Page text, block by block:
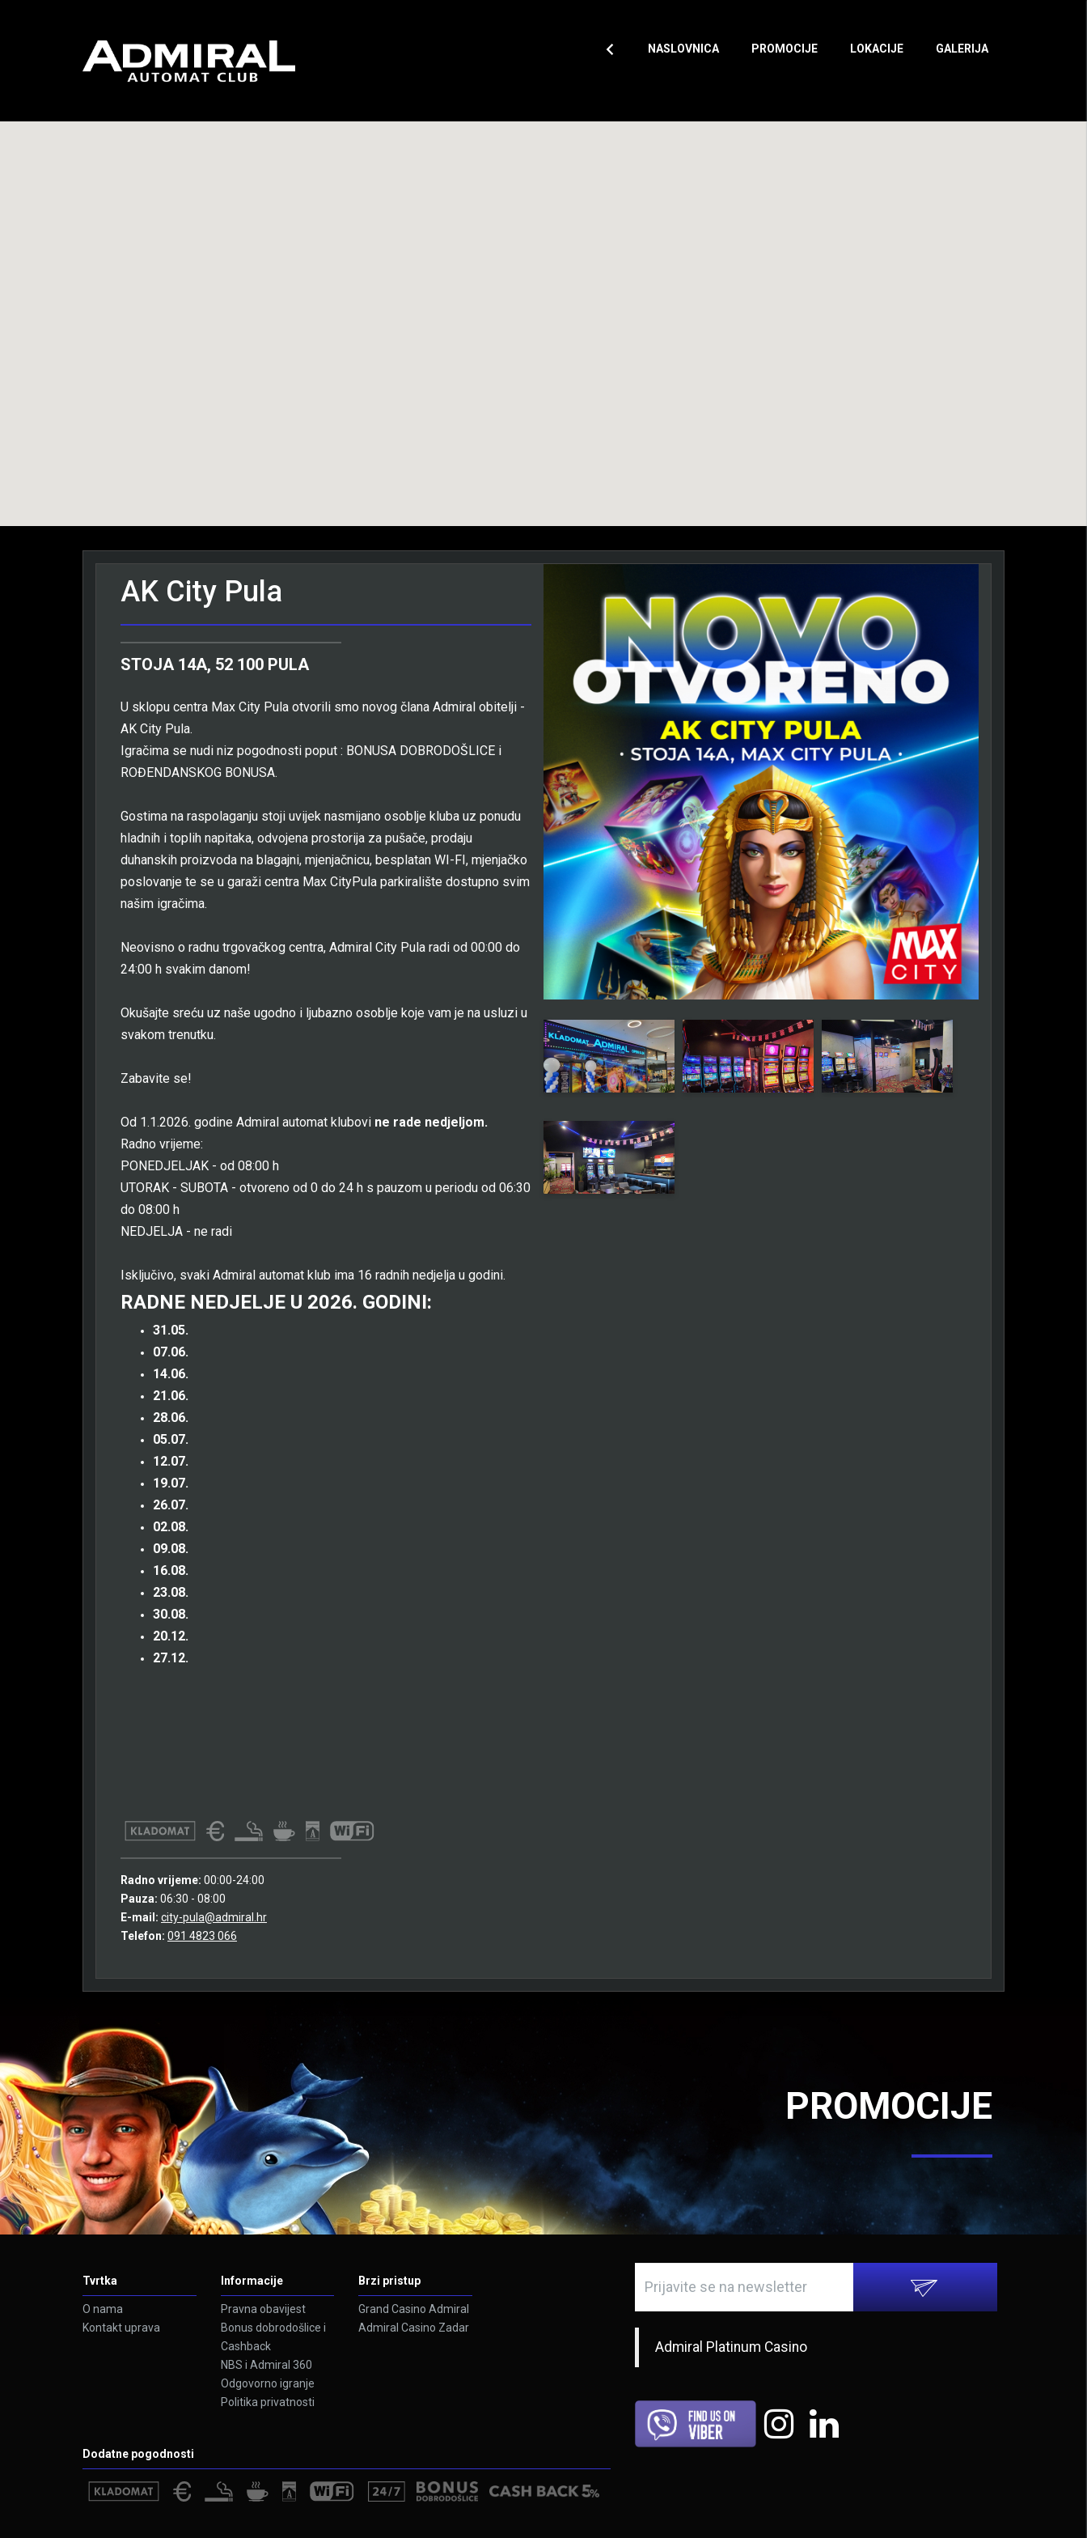
NASLOVNICA PROMOCIJE LOKACIJE GALERIJA
AK City Pula
STOJA 14A, 52 100 PULA
U sklopu centra Max City Pula otvorili smo novog člana Admiral obitelji -
AK City Pula.
Igračima se nudi niz pogodnosti poput : BONUSA DOBRODOŠLICE i
ROĐENDANSKOG BONUSA.
Gostima na raspolaganju stoji uvijek nasmijano osoblje kluba uz ponudu
hladnih i toplih napitaka, odvojena prostorija za pušače, prodaju
duhanskih proizvoda na blagajni, mjenjačnicu, besplatan WI-FI, mjenjačko
poslovanje te se u garaži centra Max CityPula parkiralište dostupno svim
našim igračima.
Neovisno o radnu trgovačkog centra, Admiral City Pula radi od 00:00 do
24:00 h svakim danom!
Okušajte sreću uz naše ugodno i ljubazno osoblje koje vam je na usluzi u
svakom trenutku.
Zabavite se!
Od 1.1.2026. godine Admiral automat klubovi ne rade nedjeljom.
Radno vrijeme:
PONEDJELJAK - od 08:00 h
UTORAK - SUBOTA - otvoreno od 0 do 24 h s pauzom u periodu od 06:30
do 08:00 h
NEDJELJA - ne radi
Isključivo, svaki Admiral automat klub ima 16 radnih nedjelja u godini.
RADNE NEDJELJE U 2026. GODINI:
31.05.
07.06.
14.06.
21.06.
28.06.
05.07.
12.07.
19.07.
26.07.
02.08.
09.08.
16.08.
23.08.
30.08.
20.12.
27.12.
Radno vrijeme: 00:00-24:00
Pauza: 06:30 - 08:00
E-mail: city-pula@admiral.hr
Telefon: 091 4823 066
PROMOCIJE
Tvrtka
O nama
Kontakt uprava
Informacije
Pravna obavijest
Bonus dobrodošlice i
Cashback
NBS i Admiral 360
Odgovorno igranje
Politika privatnosti
Brzi pristup
Grand Casino Admiral
Admiral Casino Zadar
Dodatne pogodnosti
Admiral Platinum Casino